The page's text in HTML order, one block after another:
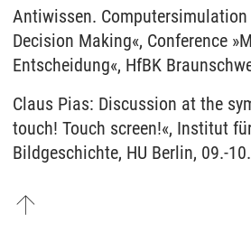
Antiwissen.
Decision Making«, Conference
Entscheidung«, HfBK
Claus Pias: Discussion at the
touch! Touch screen!«, Institut
Bildgeschichte, HU Berlin, 09.-